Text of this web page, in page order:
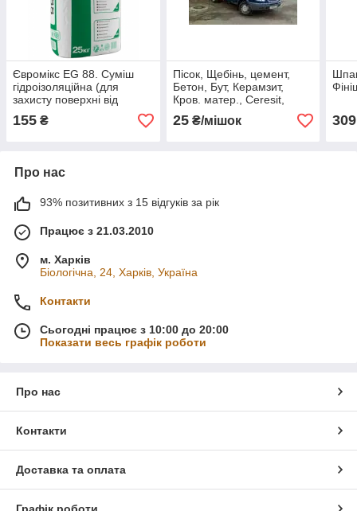
Євромікс EG 88. Суміш
гідроізоляційна (для
захисту поверхні від
вологи)
155 ₴
Пісок, Щебінь, цемент,
Бетон, Бут, Керамзит,
Кров. матер., Ceresit,
Мармур. кріц., гранотсів.
25₴/мішок 309
Про нас
93% позитивних з 15 відгуків за рік
Працює з 21.03.2010
м. Харків
Біологічна, 24, Харків, Україна
Контакти
Сьогодні працює з 10:00 до 20:00
Показати весь графік роботи
Про нас
Контакти
Доставка та оплата